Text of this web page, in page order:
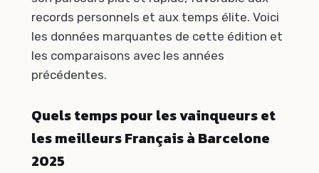
records personnels et aux temps élite. Voici
les données marquantes de cette édition et
les comparaisons avec les années
précédentes.
Quels temps pour les vainqueurs et
les meilleurs Français à Barcelone
2025